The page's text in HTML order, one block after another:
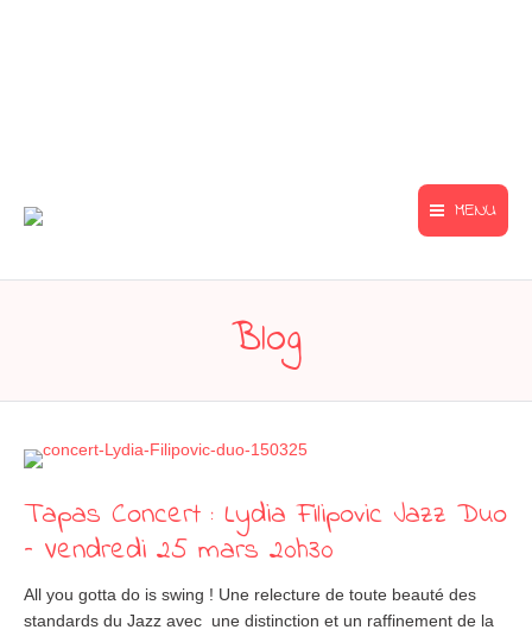
MENU
Blog
Tapas Concert : Lydia Filipovic Jazz Duo
– Vendredi 25 mars 20h30
All you gotta do is swing ! Une relecture de toute beauté des
standards du Jazz avec une distinction et un raffinement de la